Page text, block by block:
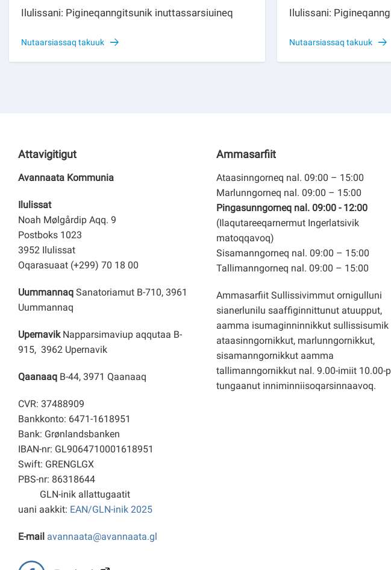
Ilulissani: Pigineqanngitsunik inuttassarsiuineq
Nutaarsiassaq takuuk
Ilulissani:
Nutaarsiassaq takuuk
Attavigitigut
Avannaata Kommunia
Ilulissat
Noah Mølgårdip Aqq. 9
Postboks 1023
3952 Ilulissat
Oqarasuaat (+299) 70 18 00
Uummannaq Sanatoriamut B-710, 3961
Uummannaq
Upernavik Napparsimaviup aqqutaa B-
915, 3962 Upernavik
Qaanaaq B-44, 3971 Qaanaaq
CVR: 37488909
Bankkonto: 6471-1618951
Bank: Grønlandsbanken
IBAN-nr: GL9064710001618951
Swift: GRENGLGX
PBS-nr: 86318644
GLN-inik allattugaatit
uani aakkit: EAN/GLN-inik 2025
E-mail avannaata@avannaata.gl
Ammasarfiit
Ataasinngorneq nal. 09:00 – 15:00
Marlunngorneq nal. 09:00 – 15:00
Pingasunngorneq nal. 09:00 - 12:00
(Ilaqutareeqarnermut Ingerlatsivik
matoqqavoq)
Sisamanngorneq nal. 09:00 – 15:00
Tallimanngorneq nal. 09:00 – 15:00
Ammasarfiit Sullissivimmut ornigulluni
sianerlunilu saaffiginnittunut atuupput,
aamma isumaginninnikkut sullissisumik
ataasinngornikkut, marlunngornikkut,
sisamanngornikkut aamma
tallimanngornikkut nal. 9.00-imiit 10.00-p
tungaanut inniminniisoqarsinnaavoq.